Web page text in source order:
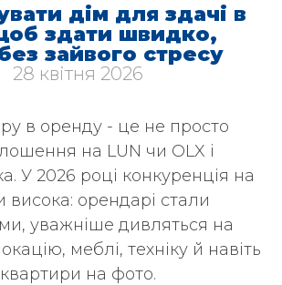
дім для здачі в
здати швидко,
зайвого стресу
28 квітня 2026
в оренду - це не просто
на LUN чи OLX і
У 2026 році конкуренція на
висока: орендарі стали
уважніше дивляться на
меблі, техніку й навіть
на фото.